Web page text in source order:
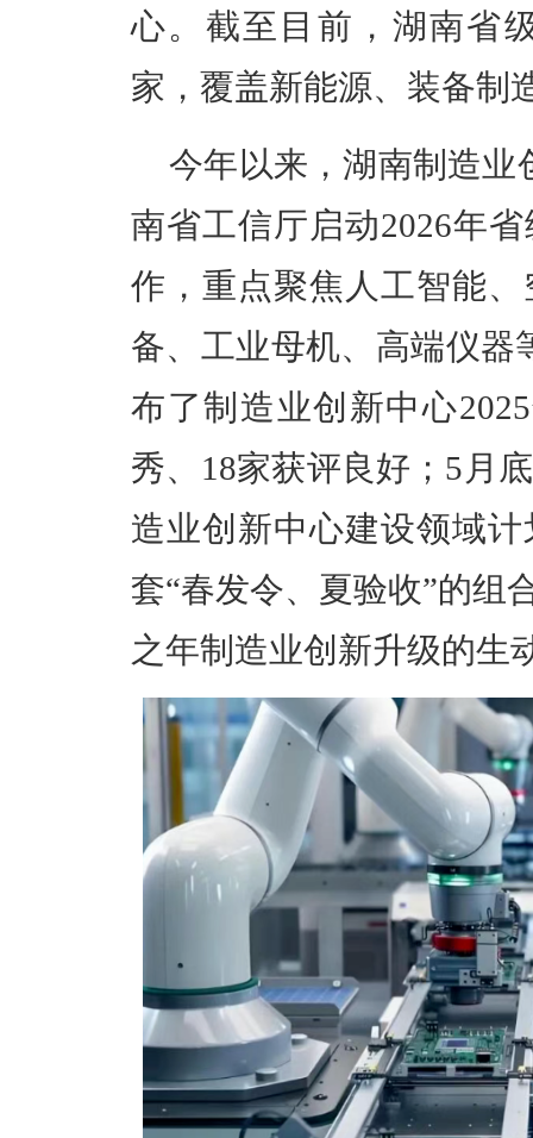
心。 截至 目前，湖南省
家，覆盖新能源、装备制
今年以来，湖南制造业
南省工信厅启动2026年
作，重点聚焦 人工智能
备、工业母机、高端仪器
布了制造业创新中心
秀、18家获评良好；5月
造业创新中心建设领域
套“春发令、夏验收”的组
之年制造业创新升级的生